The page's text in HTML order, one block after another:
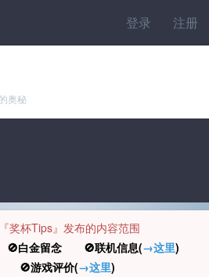
登录 注册
奥秘
奖杯Tips』发布的内容范围
白金留念 🚫联机信息(→这里)
游戏评价(→这里)